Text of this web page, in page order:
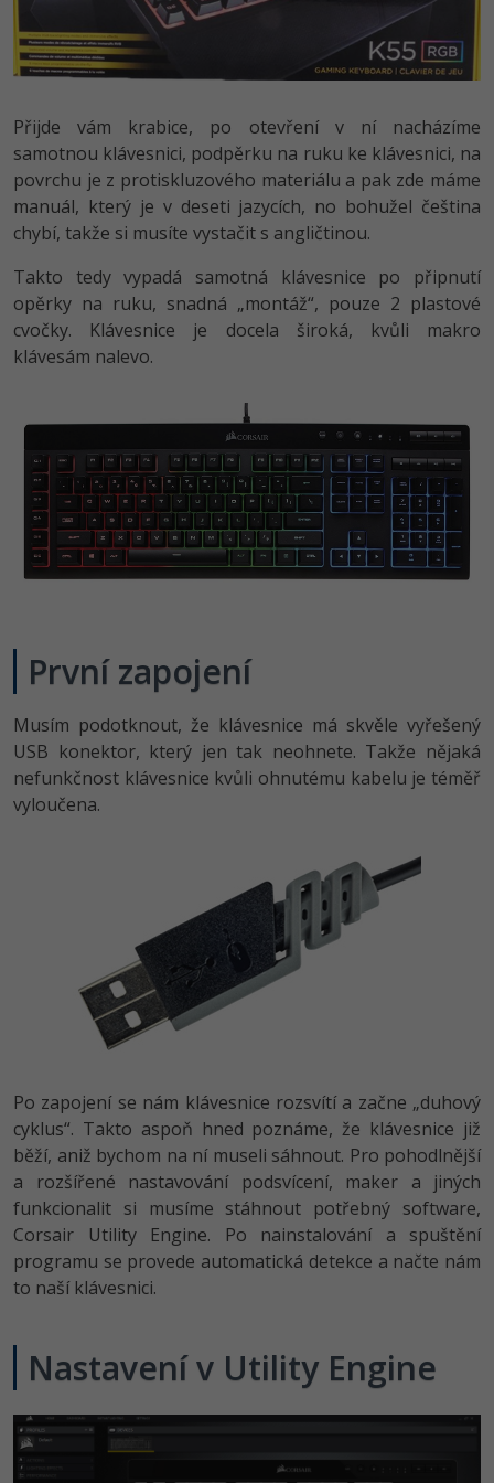
Copywriter
SEO specialista
Algoritmy
-10%
Pro děti
Více
Time management
Linux
Sítě
Elektronický podpis
Fórum
Ostatní
Přijde vám krabice, po otevření v ní nacházíme
samotnou klávesnici, podpěrku na ruku ke klávesnici, na
povrchu je z protiskluzového materiálu a pak zde máme
manuál, který je v deseti jazycích, no bohužel čeština
chybí, takže si musíte vystačit s angličtinou.
Takto tedy vypadá samotná klávesnice po připnutí
opěrky na ruku, snadná „montáž“, pouze 2 plastové
cvočky. Klávesnice je docela široká, kvůli makro
klávesám nalevo.
První zapojení
Musím podotknout, že klávesnice má skvěle vyřešený
USB konektor, který jen tak neohnete. Takže nějaká
nefunkčnost klávesnice kvůli ohnutému kabelu je téměř
vyloučena.
Po zapojení se nám klávesnice rozsvítí a začne „duhový
cyklus“. Takto aspoň hned poznáme, že klávesnice již
běží, aniž bychom na ní museli sáhnout. Pro pohodlnější
a rozšířené nastavování podsvícení, maker a jiných
funkcionalit si musíme stáhnout potřebný software,
Corsair Utility Engine. Po nainstalování a spuštění
programu se provede automatická detekce a načte nám
to naší klávesnici.
Nastavení v Utility Engine